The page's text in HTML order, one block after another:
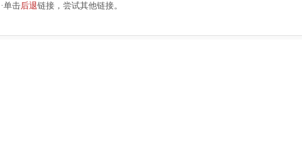
·单击后退链接，尝试其他链接。